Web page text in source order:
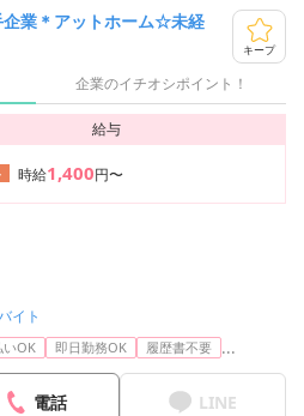
業＊アットホーム☆未経
キープ
企業のイチオシポイント！
給与
時給1,400円〜
イト
いOK 即日勤務OK 履歴書不要 ...
電話 LINE